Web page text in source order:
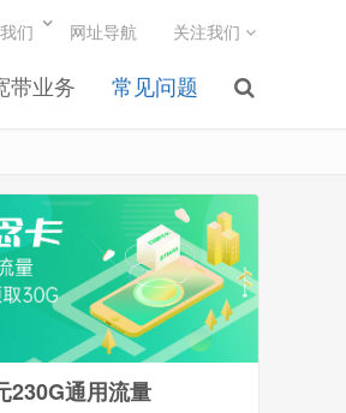
带业务 常见问题
们 网址导航 关注我们
230G通用流量